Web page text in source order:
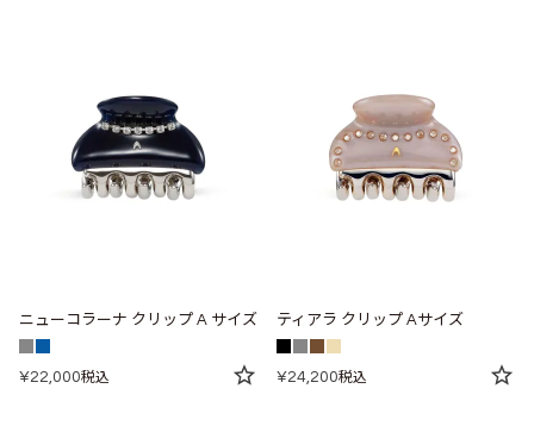
ニューコラーナ クリップ A サイズ
¥22,000税込
ティアラ クリップ Aサイズ
¥24,200税込